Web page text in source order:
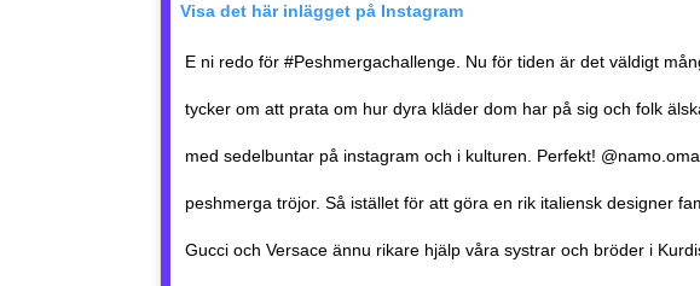
Visa det här inlägget på Instagram
E ni redo för #Peshmergachallenge. Nu för tiden är det väldigt
tycker om att prata om hur dyra kläder dom har på sig och folk
med sedelbuntar på instagram och i kulturen. Perfekt!
peshmerga tröjor. Så istället för att göra en rik italiensk designer
Gucci och Versace ännu rikare hjälp våra systrar och bröder i